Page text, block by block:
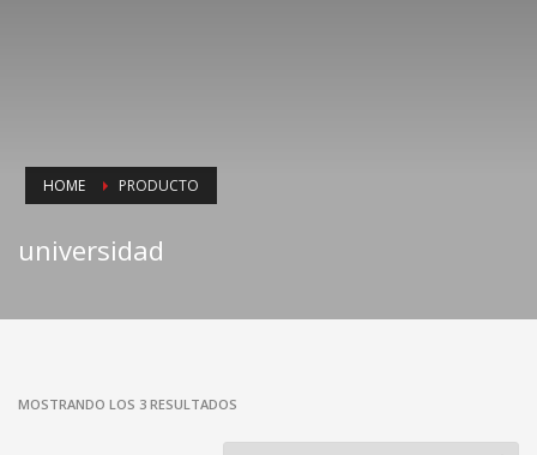
HOME PRODUCTO
universidad
MOSTRANDO LOS 3 RESULTADOS